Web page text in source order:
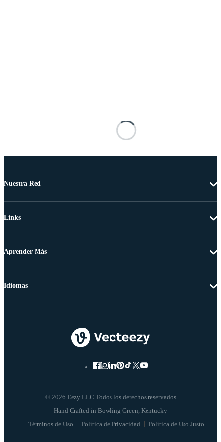
Nuestra Red
Links
Aprender Más
© 2026 Eezy LLC Todos los derechos reservados
Términos de Uso Política de Privacidad Política de Uso Justo
Idiomas